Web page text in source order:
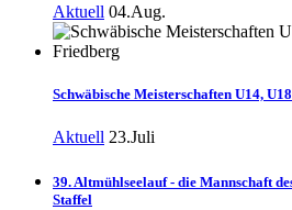
Aktuell 04.Aug.
Schwäbische Meisterschaften U14,
Aktuell 23.Juli
39. Altmühlseelauf - die Mannschaft
Staffel